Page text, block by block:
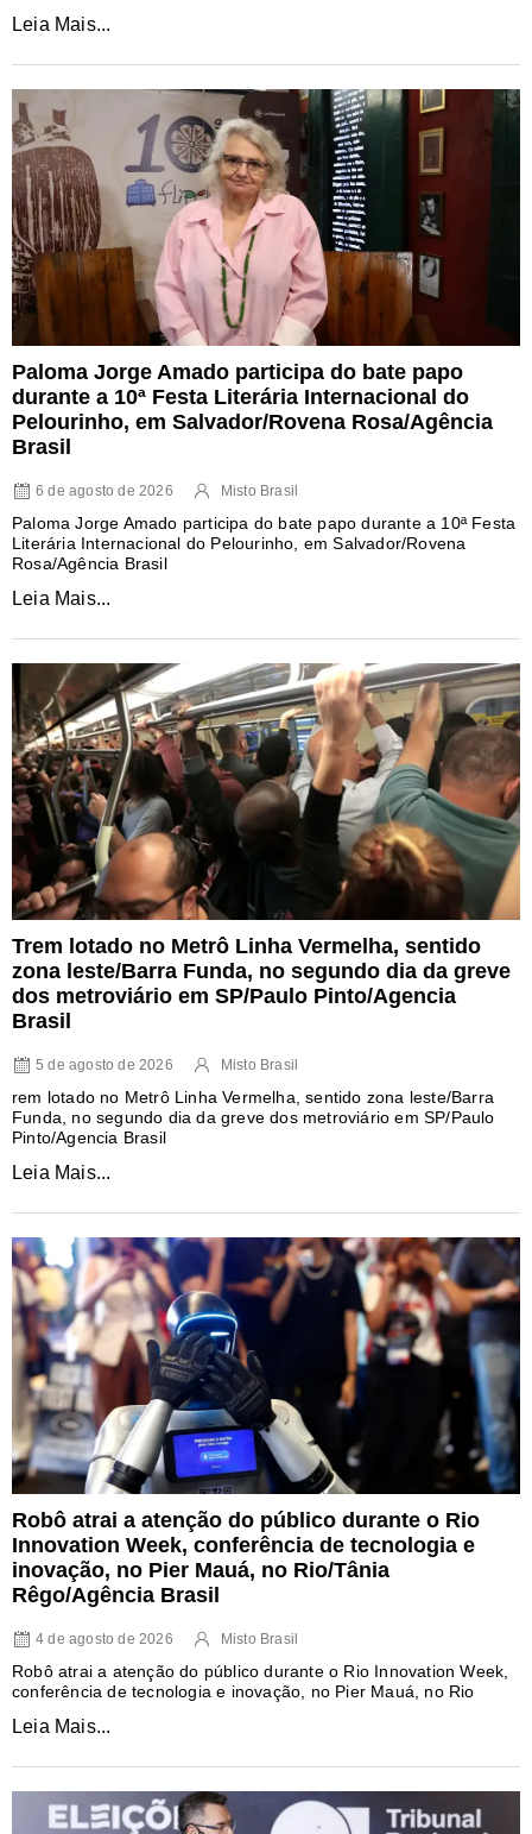
Leia Mais...
Paloma Jorge Amado participa do bate papo
durante a 10ª Festa Literária Internacional do
Pelourinho, em Salvador/Rovena Rosa/Agência
Brasil
6 de agosto de 2026 Misto Brasil
Paloma Jorge Amado participa do bate papo durante a 10ª Festa
Literária Internacional do Pelourinho, em Salvador/Rovena
Rosa/Agência Brasil
Leia Mais...
Trem lotado no Metrô Linha Vermelha, sentido
zona leste/Barra Funda, no segundo dia da greve
dos metroviário em SP/Paulo Pinto/Agencia
Brasil
5 de agosto de 2026 Misto Brasil
rem lotado no Metrô Linha Vermelha, sentido zona leste/Barra
Funda, no segundo dia da greve dos metroviário em SP/Paulo
Pinto/Agencia Brasil
Leia Mais...
Robô atrai a atenção do público durante o Rio
Innovation Week, conferência de tecnologia e
inovação, no Pier Mauá, no Rio/Tânia
Rêgo/Agência Brasil
4 de agosto de 2026 Misto Brasil
Robô atrai a atenção do público durante o Rio Innovation Week,
conferência de tecnologia e inovação, no Pier Mauá, no Rio
Leia Mais...